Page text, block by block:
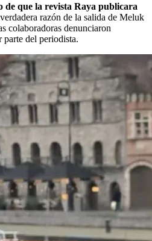
de que la revista Raya publicara
razón de la salida de Meluk
colaboradoras denunciaron
parte del periodista.